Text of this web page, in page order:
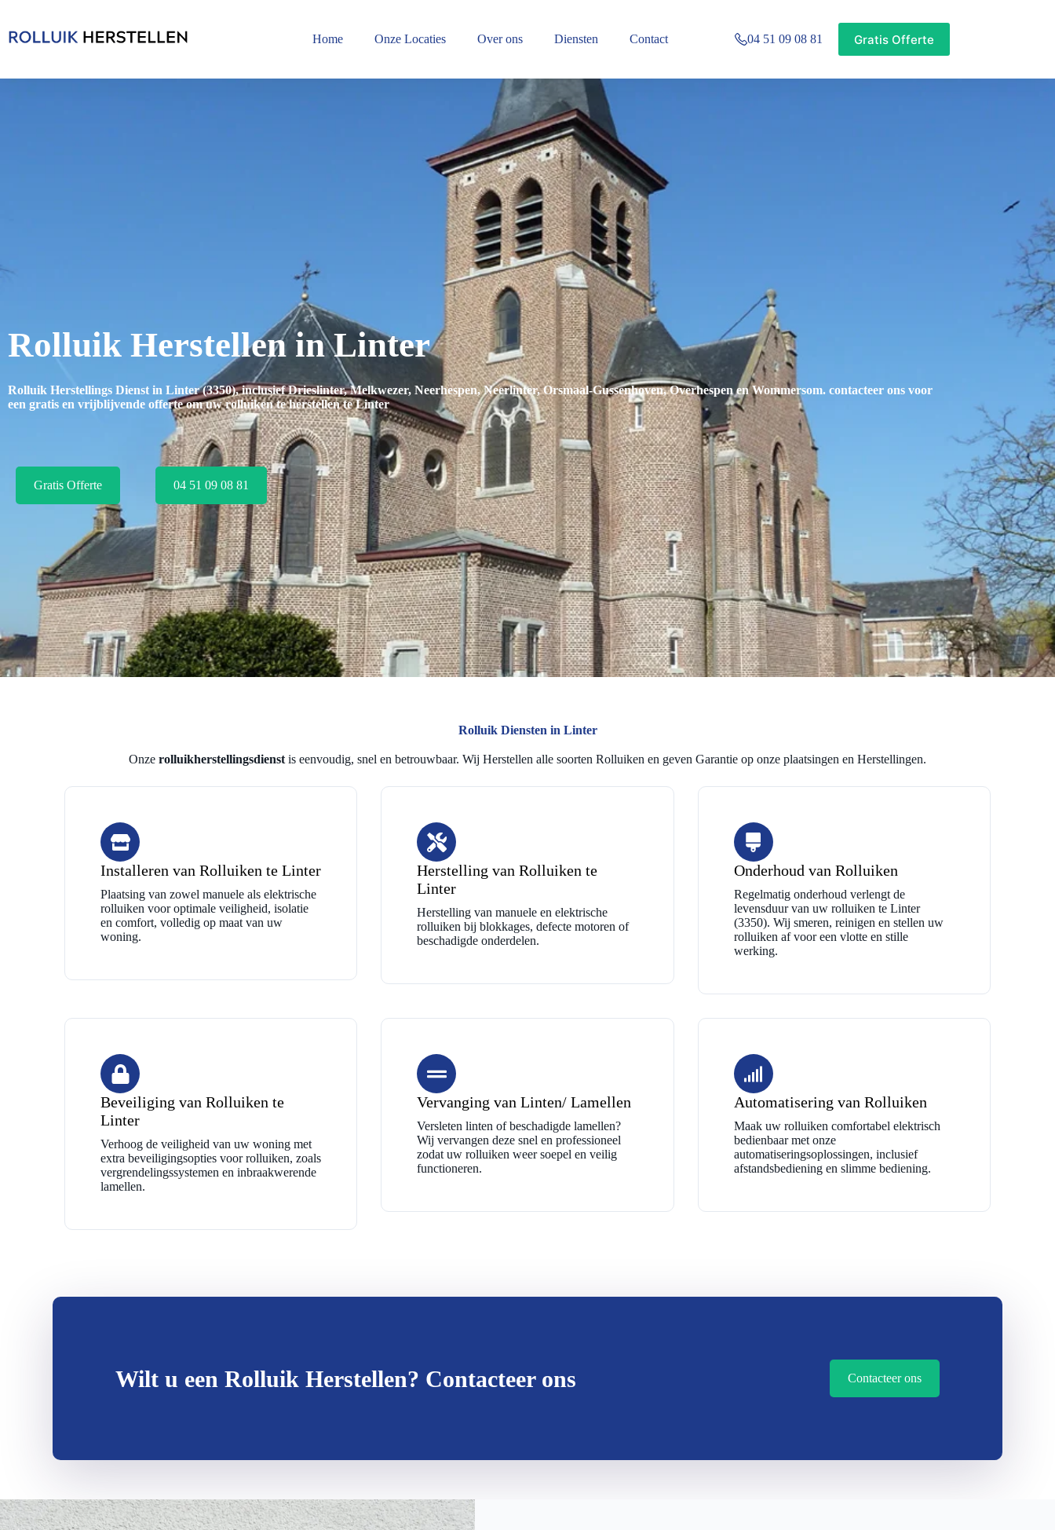
Home Onze Locaties Over ons Diensten Contact 04 51 09 08 81 Gratis Offerte
Rolluik Herstellen in Linter
Rolluik Herstellings Dienst in Linter (3350), inclusiefDrieslinter, Melkwezer, Neerhespen, Neerlinter, Orsmaal-Gussenhoven, Overhespen en Wommersom. contacteer ons voor
een gratis en vrijblijvende offerte om uw rolluiken te herstellen te Linter
Gratis Offerte 04 51 09 08 81
Rolluik Diensten in Linter
Onze rolluikherstellingsdienst is eenvoudig, snel en betrouwbaar. Wij Herstellen alle soorten Rolluiken en geven Garantie op onze plaatsingen en Herstellingen.
Installeren van Rolluiken te Linter
Plaatsing van zowel manuele als elektrische
rolluiken voor optimale veiligheid, isolatie
en comfort, volledig op maat van uw
woning.
Herstelling van Rolluiken te
Linter
Herstelling van manuele en elektrische
rolluiken bij blokkages, defecte motoren of
beschadigde onderdelen.
Onderhoud van Rolluiken
Regelmatig onderhoud verlengt de
levensduur van uw rolluiken te Linter
(3350). Wij smeren, reinigen en stellen uw
rolluiken af voor een vlotte en stille
werking.
Beveiliging van Rolluiken te
Linter
Verhoog de veiligheid van uw woning met
extra beveiligingsopties voor rolluiken, zoals
vergrendelingssystemen en inbraakwerende
lamellen.
Vervanging van Linten/ Lamellen
Versleten linten of beschadigde lamellen?
Wij vervangen deze snel en professioneel
zodat uw rolluiken weer soepel en veilig
functioneren.
Automatisering van Rolluiken
Maak uw rolluiken comfortabel elektrisch
bedienbaar met onze
automatiseringsoplossingen, inclusief
afstandsbediening en slimme bediening.
Wilt u een Rolluik Herstellen? Contacteer ons Contacteer ons